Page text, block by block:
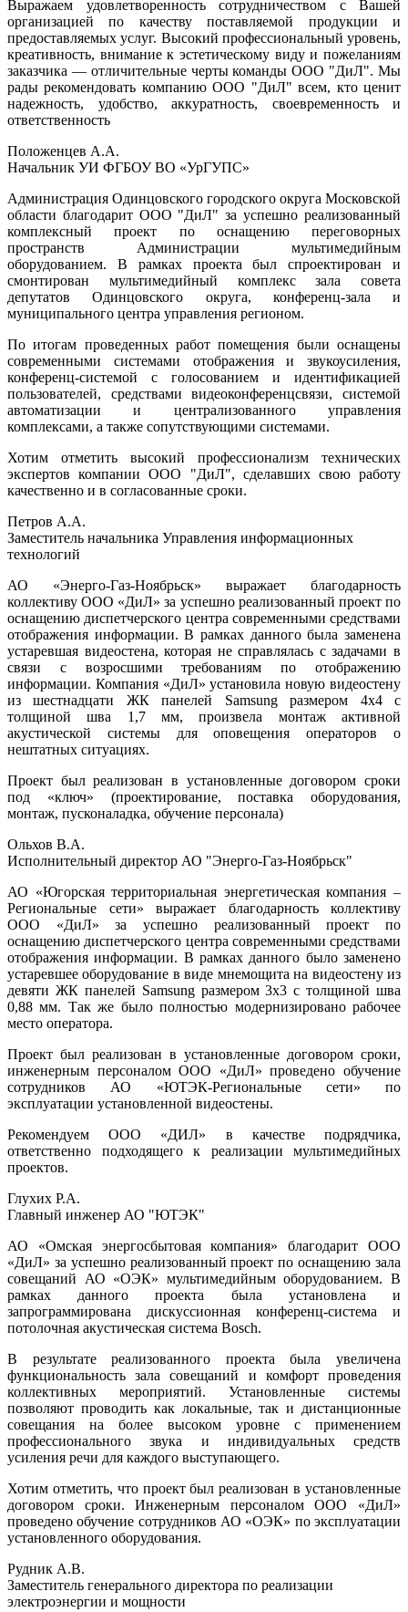
Выражаем удовлетворенность сотрудничеством с Вашей
организацией по качеству поставляемой продукции и
предоставляемых услуг. Высокий профессиональный уровень,
креативность, внимание к эстетическому виду и пожеланиям
заказчика — отличительные черты команды ООО "ДиЛ". Мы
рады рекомендовать компанию ООО "ДиЛ" всем, кто ценит
надежность, удобство, аккуратность, своевременность и
ответственность
Положенцев А.А.
Начальник УИ ФГБОУ ВО «УрГУПС»
Администрация Одинцовского городского округа Московской
области благодарит ООО "ДиЛ" за успешно реализованный
комплексный проект по оснащению переговорных
пространств Администрации мультимедийным
оборудованием. В рамках проекта был спроектирован и
смонтирован мультимедийный комплекс зала совета
депутатов Одинцовского округа, конференц-зала и
муниципального центра управления регионом.
По итогам проведенных работ помещения были оснащены
современными системами отображения и звукоусиления,
конференц-системой с голосованием и идентификацией
пользователей, средствами видеоконференцсвязи, системой
автоматизации и централизованного управления
комплексами, а также сопутствующими системами.
Хотим отметить высокий профессионализм технических
экспертов компании ООО "ДиЛ", сделавших свою работу
качественно и в согласованные сроки.
Петров А.А.
Заместитель начальника Управления информационных
технологий
АО «Энерго-Газ-Ноябрьск» выражает благодарность
коллективу ООО «ДиЛ» за успешно реализованный проект по
оснащению диспетчерского центра современными средствами
отображения информации. В рамках данного была заменена
устаревшая видеостена, которая не справлялась с задачами в
связи с возросшими требованиям по отображению
информации. Компания «ДиЛ» установила новую видеостену
из шестнадцати ЖК панелей Samsung размером 4х4 с
толщиной шва 1,7 мм, произвела монтаж активной
акустической системы для оповещения операторов о
нештатных ситуациях.
Проект был реализован в установленные договором сроки
под «ключ» (проектирование, поставка оборудования,
монтаж, пусконаладка, обучение персонала)
Ольхов В.А.
Исполнительный директор АО "Энерго-Газ-Ноябрьск"
АО «Югорская территориальная энергетическая компания –
Региональные сети» выражает благодарность коллективу
ООО «ДиЛ» за успешно реализованный проект по
оснащению диспетчерского центра современными средствами
отображения информации. В рамках данного было заменено
устаревшее оборудование в виде мнемощита на видеостену из
девяти ЖК панелей Samsung размером 3х3 с толщиной шва
0,88 мм. Так же было полностью модернизировано рабочее
место оператора.
Проект был реализован в установленные договором сроки,
инженерным персоналом ООО «ДиЛ» проведено обучение
сотрудников АО «ЮТЭК-Региональные сети» по
эксплуатации установленной видеостены.
Рекомендуем ООО «ДИЛ» в качестве подрядчика,
ответственно подходящего к реализации мультимедийных
проектов.
Глухих Р.А.
Главный инженер АО "ЮТЭК"
АО «Омская энергосбытовая компания» благодарит ООО
«ДиЛ» за успешно реализованный проект по оснащению зала
совещаний АО «ОЭК» мультимедийным оборудованием. В
рамках данного проекта была установлена и
запрограммирована дискуссионная конференц-система и
потолочная акустическая система Bosch.
В результате реализованного проекта была увеличена
функциональность зала совещаний и комфорт проведения
коллективных мероприятий. Установленные системы
позволяют проводить как локальные, так и дистанционные
совещания на более высоком уровне с применением
профессионального звука и индивидуальных средств
усиления речи для каждого выступающего.
Хотим отметить, что проект был реализован в установленные
договором сроки. Инженерным персоналом ООО «ДиЛ»
проведено обучение сотрудников АО «ОЭК» по эксплуатации
установленного оборудования.
Рудник А.В.
Заместитель генерального директора по реализации
электроэнергии и мощности